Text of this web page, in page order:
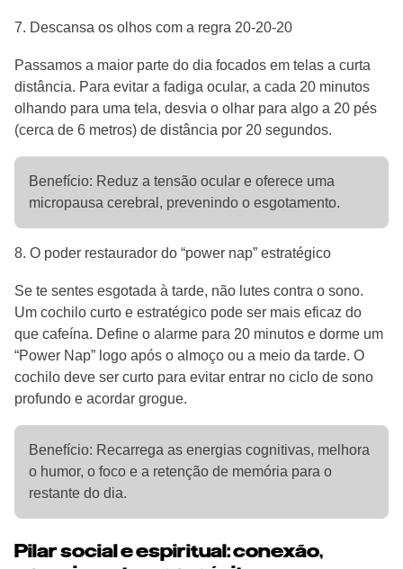
7. Descansa os olhos com a regra 20-20-20
Passamos a maior parte do dia focados em telas a curta
distância. Para evitar a fadiga ocular, a cada 20 minutos
olhando para uma tela, desvia o olhar para algo a 20 pés
(cerca de 6 metros) de distância por 20 segundos.
Benefício: Reduz a tensão ocular e oferece uma
micropausa cerebral, prevenindo o esgotamento.
8. O poder restaurador do “power nap” estratégico
Se te sentes esgotada à tarde, não lutes contra o sono.
Um cochilo curto e estratégico pode ser mais eficaz do
que cafeína. Define o alarme para 20 minutos e dorme um
“Power Nap” logo após o almoço ou a meio da tarde. O
cochilo deve ser curto para evitar entrar no ciclo de sono
profundo e acordar grogue.
Benefício: Recarrega as energias cognitivas, melhora
o humor, o foco e a retenção de memória para o
restante do dia.
Pilar social e espiritual: conexão,